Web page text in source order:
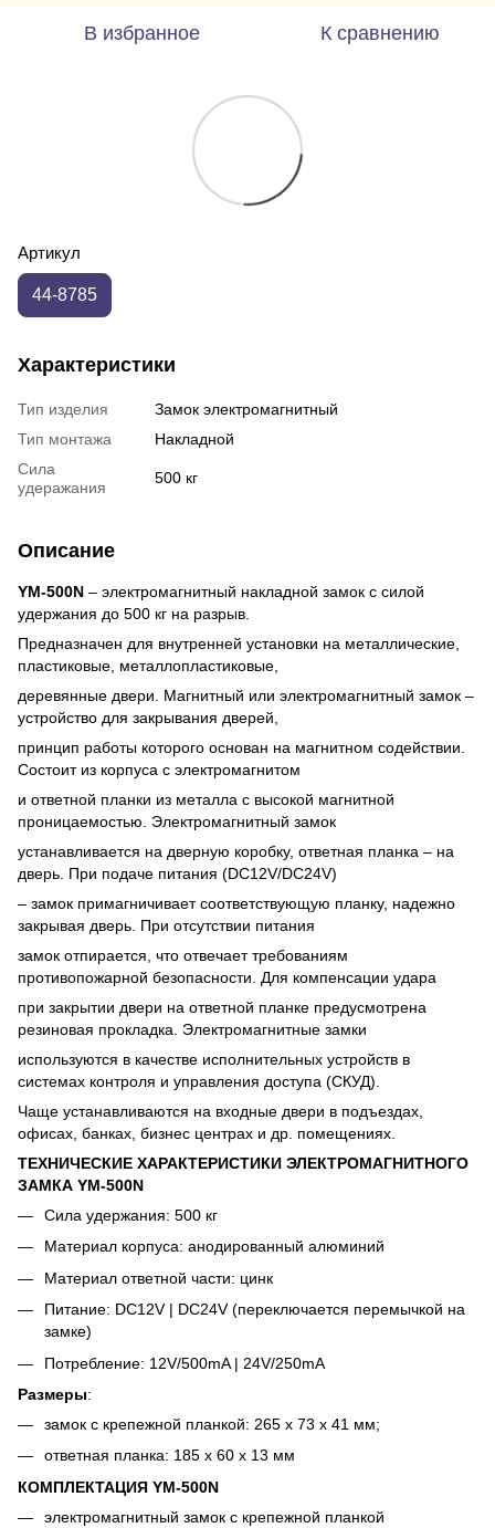
В избранное К сравнению
Артикул
44-8785
Характеристики
Тип изделия
Замок электромагнитный
Тип монтажа
Накладной
Сила
удеражания
500 кг
Описание
YM-500N – электромагнитный накладной замок с силой
удержания до 500 кг на разрыв.
Предназначен для внутренней установки на металлические,
пластиковые, металлопластиковые,
деревянные двери. Магнитный или электромагнитный замок –
устройство для закрывания дверей,
принцип работы которого основан на магнитном содействии.
Состоит из корпуса с электромагнитом
и ответной планки из металла с высокой магнитной
проницаемостью. Электромагнитный замок
устанавливается на дверную коробку, ответная планка – на
дверь. При подаче питания (DC12V/DC24V)
– замок примагничивает соответствующую планку, надежно
закрывая дверь. При отсутствии питания
замок отпирается, что отвечает требованиям
противопожарной безопасности. Для компенсации удара
при закрытии двери на ответной планке предусмотрена
резиновая прокладка. Электромагнитные замки
используются в качестве исполнительных устройств в
системах контроля и управления доступа (СКУД).
Чаще устанавливаются на входные двери в подъездах,
офисах, банках, бизнес центрах и др. помещениях.
ТЕХНИЧЕСКИЕ ХАРАКТЕРИСТИКИ ЭЛЕКТРОМАГНИТНОГО
ЗАМКА YM-500N
Сила удержания: 500 кг
Материал корпуса: анодированный алюминий
Материал ответной части: цинк
Питание: DC12V | DC24V (переключается перемычкой на
замке)
Потребление: 12V/500mA | 24V/250mA
Размеры:
замок с крепежной планкой: 265 x 73 x 41 мм;
ответная планка: 185 х 60 х 13 мм
КОМПЛЕКТАЦИЯ YM-500N
электромагнитный замок с крепежной планкой